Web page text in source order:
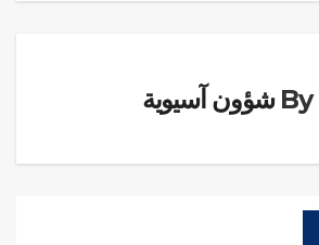
By شؤون آسيوية